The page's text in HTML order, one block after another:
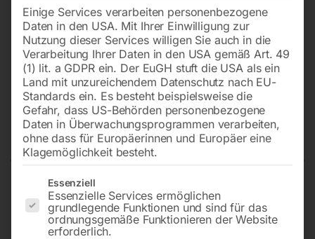
Rollfahrwerk 1000kg
Flanschbreite: 58-220 mm
Einige Services verarbeiten personenbezogene
Daten in den USA. Mit Ihrer Einwilligung zur
Nutzung dieser Services willigen Sie auch in die
Verarbeitung Ihrer Daten in den USA gemäß Art. 49
(1) lit. a GDPR ein. Der EuGH stuft die USA als ein
Land mit unzureichendem Datenschutz nach EU-
Standards ein. Es besteht beispielsweise die
Gefahr, dass US-Behörden personenbezogene
Daten in Überwachungsprogrammen verarbeiten,
ohne dass für Europäerinnen und Europäer eine
Klagemöglichkeit besteht.
Es folgt eine Liste der Service-Gruppen, für die eine
Essenziell
Essenzielle Services ermöglichen
grundlegende Funktionen und sind für das
ordnungsgemäße Funktionieren der Website
erforderlich.